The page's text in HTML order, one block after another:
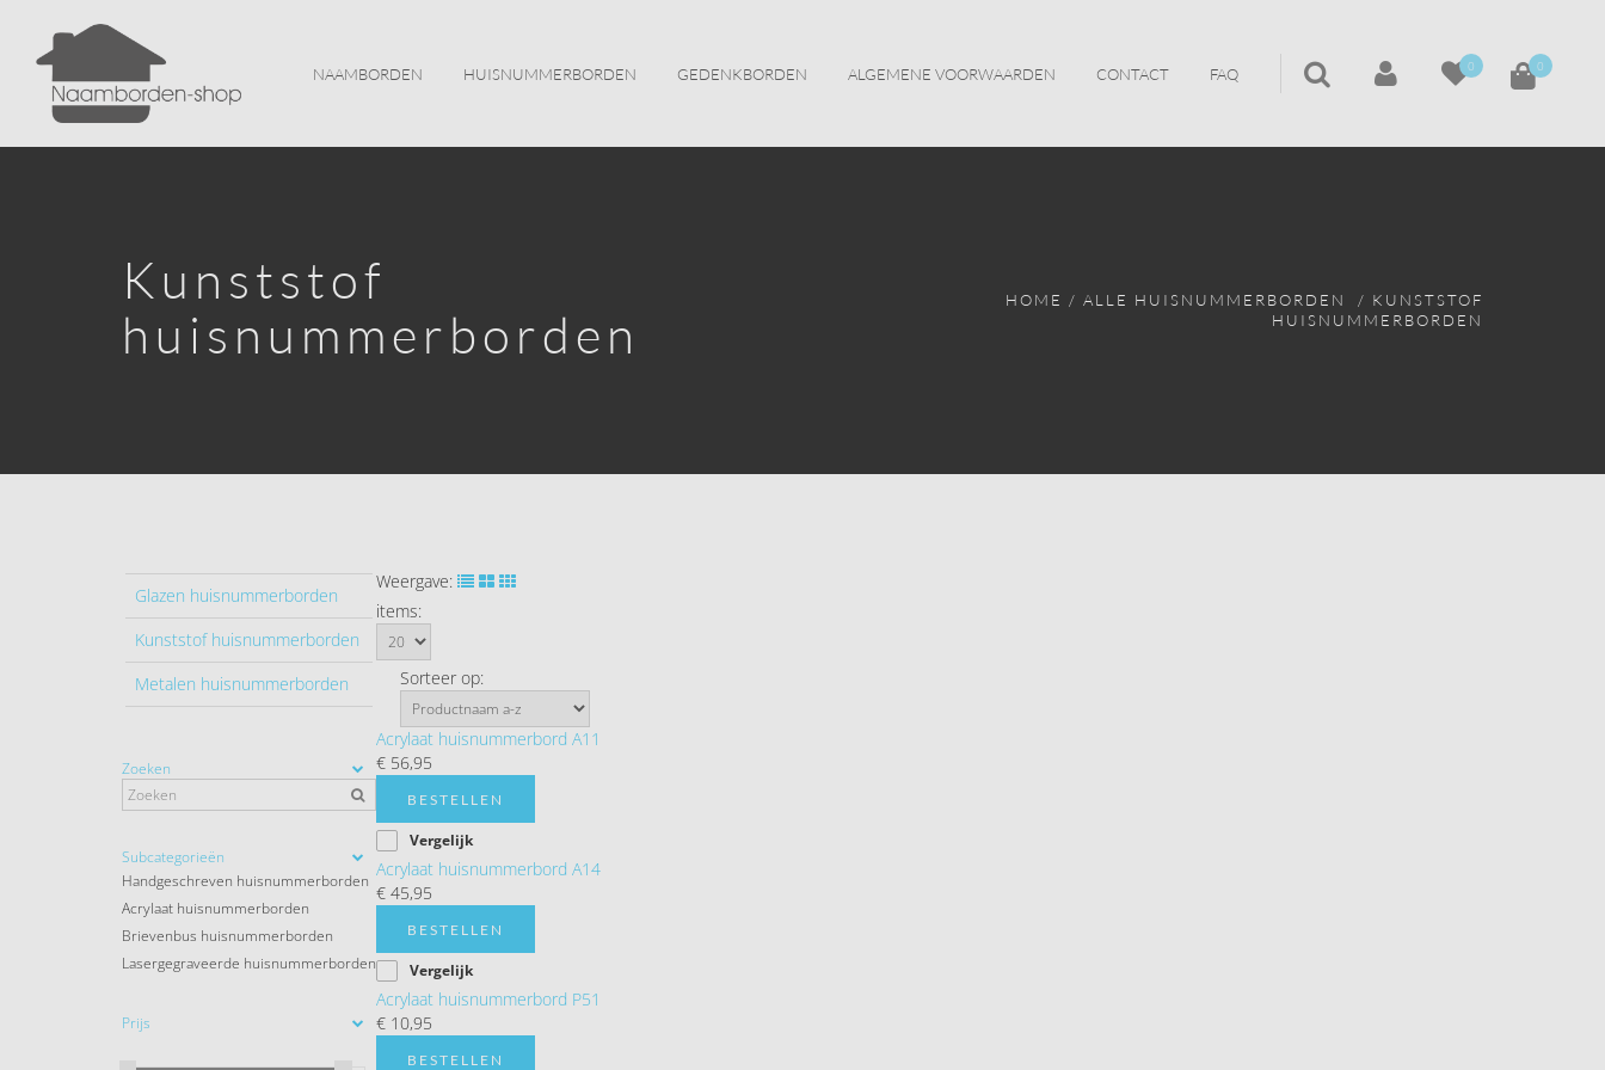
0 0
NAAMBORDEN HUISNUMMERBORDEN GEDENKBORDEN ALGEMENE VOORWAARDEN CONTACT FAQ
Kunststof
huisnummerborden
HOME / ALLE HUISNUMMERBORDEN
/ KUNSTSTOF
HUISNUMMERBORDEN
Glazen huisnummerborden
Kunststof huisnummerborden
Metalen huisnummerborden
Zoeken
Subcategorieën
Handgeschreven huisnummerborden
Acrylaat huisnummerborden
Brievenbus huisnummerborden
Lasergegraveerde huisnummerborden
Prijs
Weergave:
items:
Sorteer op:
Acrylaat huisnummerbord A11
€ 56,95
BESTELLEN
Vergelijk
Acrylaat huisnummerbord A14
€ 45,95
BESTELLEN
Vergelijk
Acrylaat huisnummerbord P51
€ 10,95
BESTELLEN